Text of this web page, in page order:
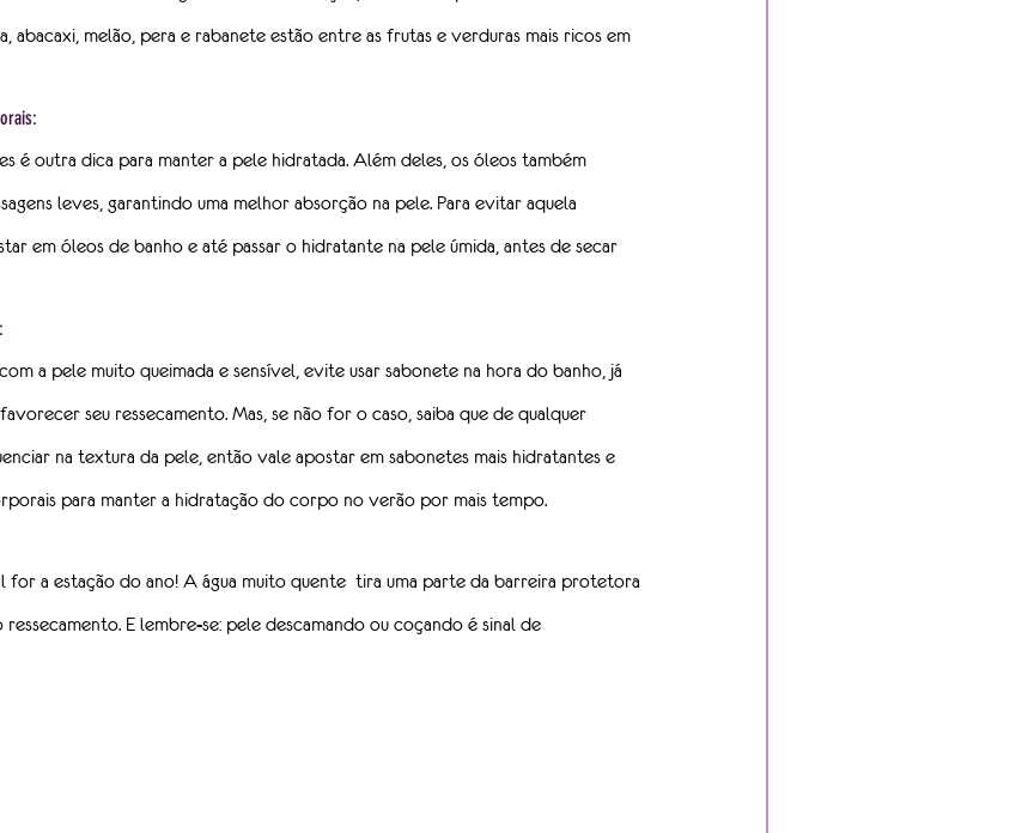
abacaxi, melão, pera e rabanete estão entre as frutas e verduras mais ricos em
é outra dica para manter a pele hidratada. Além deles, os óleos também
leves, garantindo uma melhor absorção na pele. Para evitar aquela
em óleos de banho e até passar o hidratante na pele úmida, antes de secar
a pele muito queimada e sensível, evite usar sabonete na hora do banho, já
seu ressecamento. Mas, se não for o caso, saiba que de qualquer
na textura da pele, então vale apostar em sabonetes mais hidratantes e
para manter a hidratação do corpo no verão por mais tempo.
for a estação do ano! A água muito quente  tira uma parte da barreira protetora
E lembre-se: pele descamando ou coçando é sinal de